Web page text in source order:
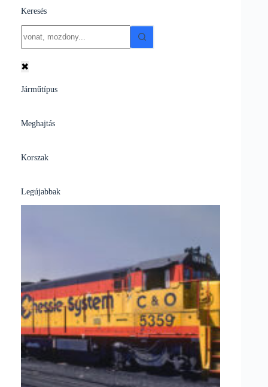
Keresés
results
✖
Járműtípus
Meghajtás
Korszak
Legújabbak